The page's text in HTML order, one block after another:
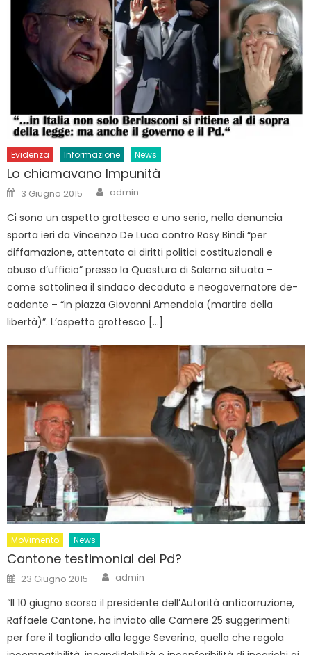
Evidenza Informazione News
Lo chiamavano Impunità
Posted
on
3 Giugno 2015 Author
admin
Ci sono un aspetto grottesco e uno serio, nella denuncia
sporta ieri da Vincenzo De Luca contro Rosy Bindi “per
diffamazione, attentato ai diritti politici costituzionali e
abuso d’ufficio” presso la Questura di Salerno situata –
come sottolinea il sindaco decaduto e neogovernatore de-
cadente – “in piazza Giovanni Amendola (martire della
libertà)”. L’aspetto grottesco […]
MoVimento News
Cantone testimonial del Pd?
Posted
on
23 Giugno 2015 Author
admin
“Il 10 giugno scorso il presidente dell’Autorità anticorruzione,
Raffaele Cantone, ha inviato alle Camere 25 suggerimenti
per fare il tagliando alla legge Severino, quella che regola